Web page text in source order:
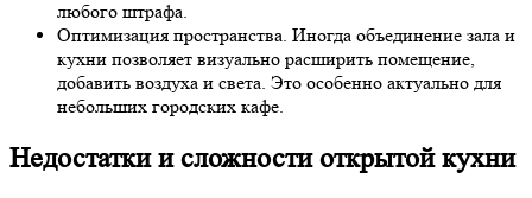
любого штрафа.
Оптимизация пространства. Иногда объединение зала и
кухни позволяет визуально расширить помещение,
добавить воздуха и света. Это особенно актуально для
небольших городских кафе.
Недостатки и сложности открытой кухни